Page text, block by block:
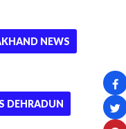
NEWS
DEHRADUN